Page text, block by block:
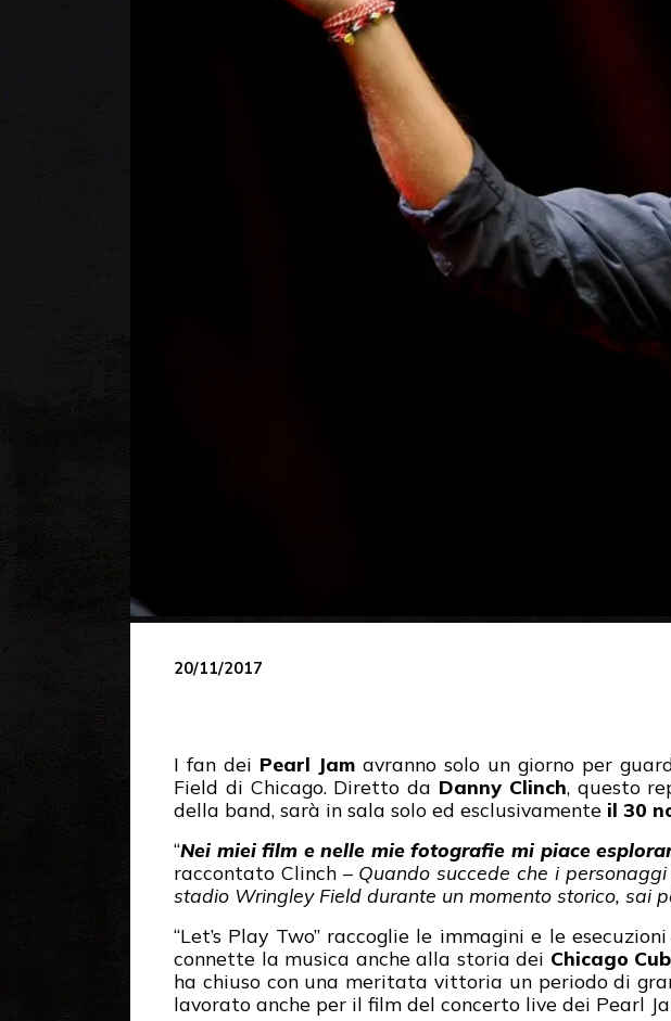
20/11/2017
I fan dei Pearl Jam avranno solo un giorno per
Field di Chicago. Diretto da Danny Clinch, questo
della band, sarà in sala solo ed esclusivamente il 30
“Nei miei film e nelle mie fotografie mi piace
raccontato Clinch – Quando succede che i
stadio Wringley Field durante un momento storico, sai
“Let’s Play Two” raccoglie le immagini e le
connette la musica anche alla storia dei Chicago
ha chiuso con una meritata vittoria un periodo di
lavorato anche per il film del concerto live dei Pearl